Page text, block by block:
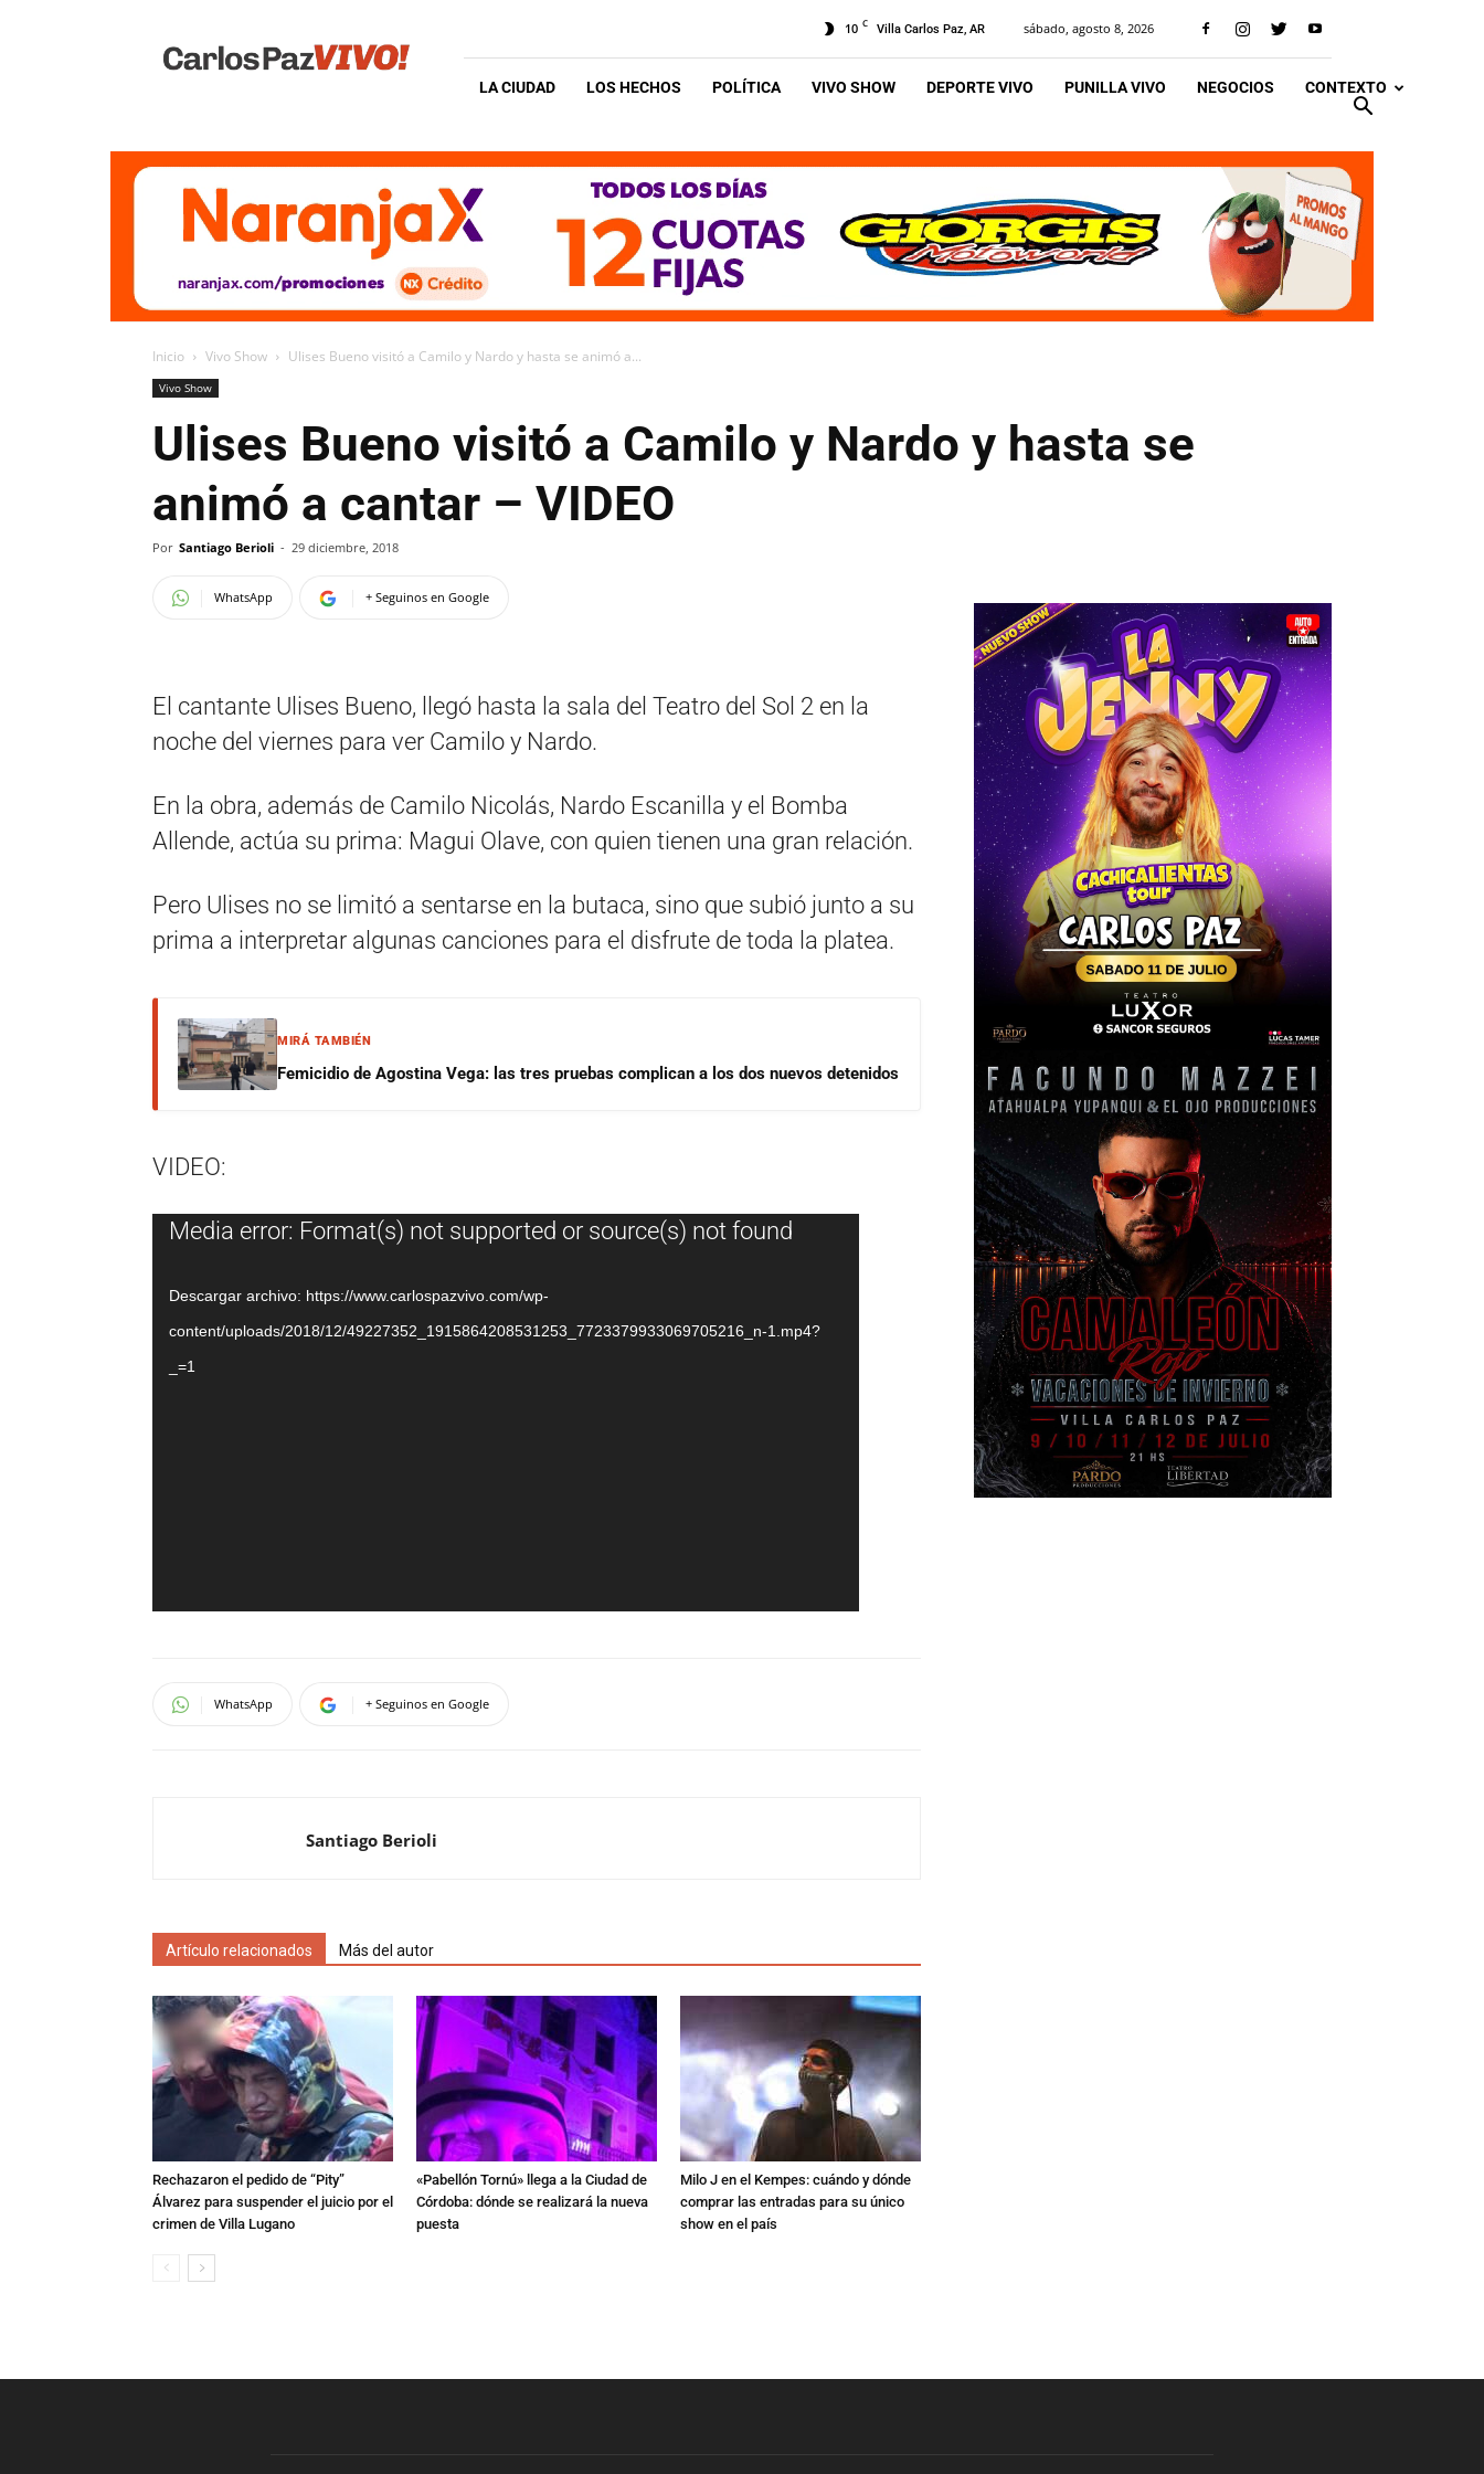
Vivo
10 C Villa Carlos Paz, AR sábado, agosto 8, 2026
LA CIUDAD LOS HECHOS POLÍTICA VIVO SHOW DEPORTE VIVO PUNILLA VIVO NEGOCIOS CONTEXTO
Inicio Vivo Show Ulises Bueno visitó a Camilo y Nardo y hasta se animó a...
Vivo Show
Ulises Bueno visitó a Camilo y Nardo y hasta se
animó a cantar – VIDEO
Por Santiago Berioli - 29 diciembre, 2018
WhatsApp + Seguinos en Google
El cantante Ulises Bueno, llegó hasta la sala del Teatro del Sol 2 en la
noche del viernes para ver Camilo y Nardo.
En la obra, además de Camilo Nicolás, Nardo Escanilla y el Bomba
Allende, actúa su prima: Magui Olave, con quien tienen una gran relación.
Pero Ulises no se limitó a sentarse en la butaca, sino que subió junto a su
prima a interpretar algunas canciones para el disfrute de toda la platea.
MIRÁ TAMBIÉN
Femicidio de Agostina Vega: las tres pruebas complican a los dos nuevos detenidos
VIDEO:
Reproductor
vídeo
Media error: Format(s) not supported or source(s) not found
Descargar archivo: https://www.carlospazvivo.com/wp-
content/uploads/2018/12/49227352_1915864208531253_7723379933069705216_n-1.mp4?
_=1
WhatsApp + Seguinos en Google
Santiago Berioli
Artículo relacionados Más del autor
Rechazaron el pedido de “Pity”
Álvarez para suspender el juicio por el
crimen de Villa Lugano
«Pabellón Tornú» llega a la Ciudad de
Córdoba: dónde se realizará la nueva
puesta
Milo J en el Kempes: cuándo y dónde
comprar las entradas para su único
show en el país